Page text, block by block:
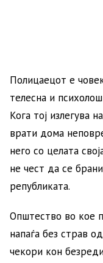
Полицаецот е
телесна и
Кога тој излегува
врати дома
него со целата
не чест да се
републиката.
Општество во кое
напаѓа без страв
чекори кон